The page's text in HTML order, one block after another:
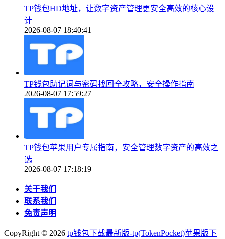
TP钱包HD地址，让数字资产管理更安全高效的核心设
计
2026-08-07 18:40:41
TP钱包助记词与密码找回全攻略，安全操作指南
2026-08-07 17:59:27
TP钱包苹果用户专属指南，安全管理数字资产的高效之
选
2026-08-07 17:18:19
关于我们
联系我们
免责声明
CopyRight © 2026 tp钱包下载最新版-tp(TokenPocket)苹果版下